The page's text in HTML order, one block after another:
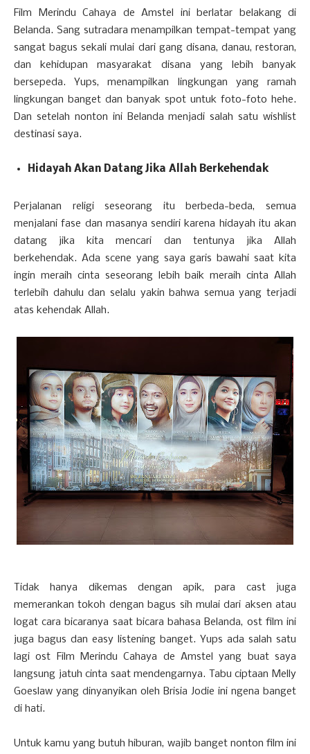
Film Merindu Cahaya de Amstel ini berlatar belakang di
Belanda. Sang sutradara menampilkan tempat-tempat yang
sangat bagus sekali mulai dari gang disana, danau, restoran,
dan kehidupan masyarakat disana yang lebih banyak
bersepeda. Yups, menampilkan lingkungan yang ramah
lingkungan banget dan banyak spot untuk foto-foto hehe.
Dan setelah nonton ini Belanda menjadi salah satu wishlist
destinasi saya.
Hidayah Akan Datang Jika Allah Berkehendak
Perjalanan religi seseorang itu berbeda-beda, semua
menjalani fase dan masanya sendiri karena hidayah itu akan
datang jika kita mencari dan tentunya jika Allah
berkehendak. Ada scene yang saya garis bawahi saat kita
ingin meraih cinta seseorang lebih baik meraih cinta Allah
terlebih dahulu dan selalu yakin bahwa semua yang terjadi
atas kehendak Allah.
Tidak hanya dikemas dengan apik, para cast juga
memerankan tokoh dengan bagus sih mulai dari aksen atau
logat cara bicaranya saat bicara bahasa Belanda, ost film ini
juga bagus dan easy listening banget. Yups ada salah satu
lagi ost Film Merindu Cahaya de Amstel yang buat saya
langsung jatuh cinta saat mendengarnya. Tabu ciptaan Melly
Goeslaw yang dinyanyikan oleh Brisia Jodie ini ngena banget
di hati.
Untuk kamu yang butuh hiburan, wajib banget nonton film ini